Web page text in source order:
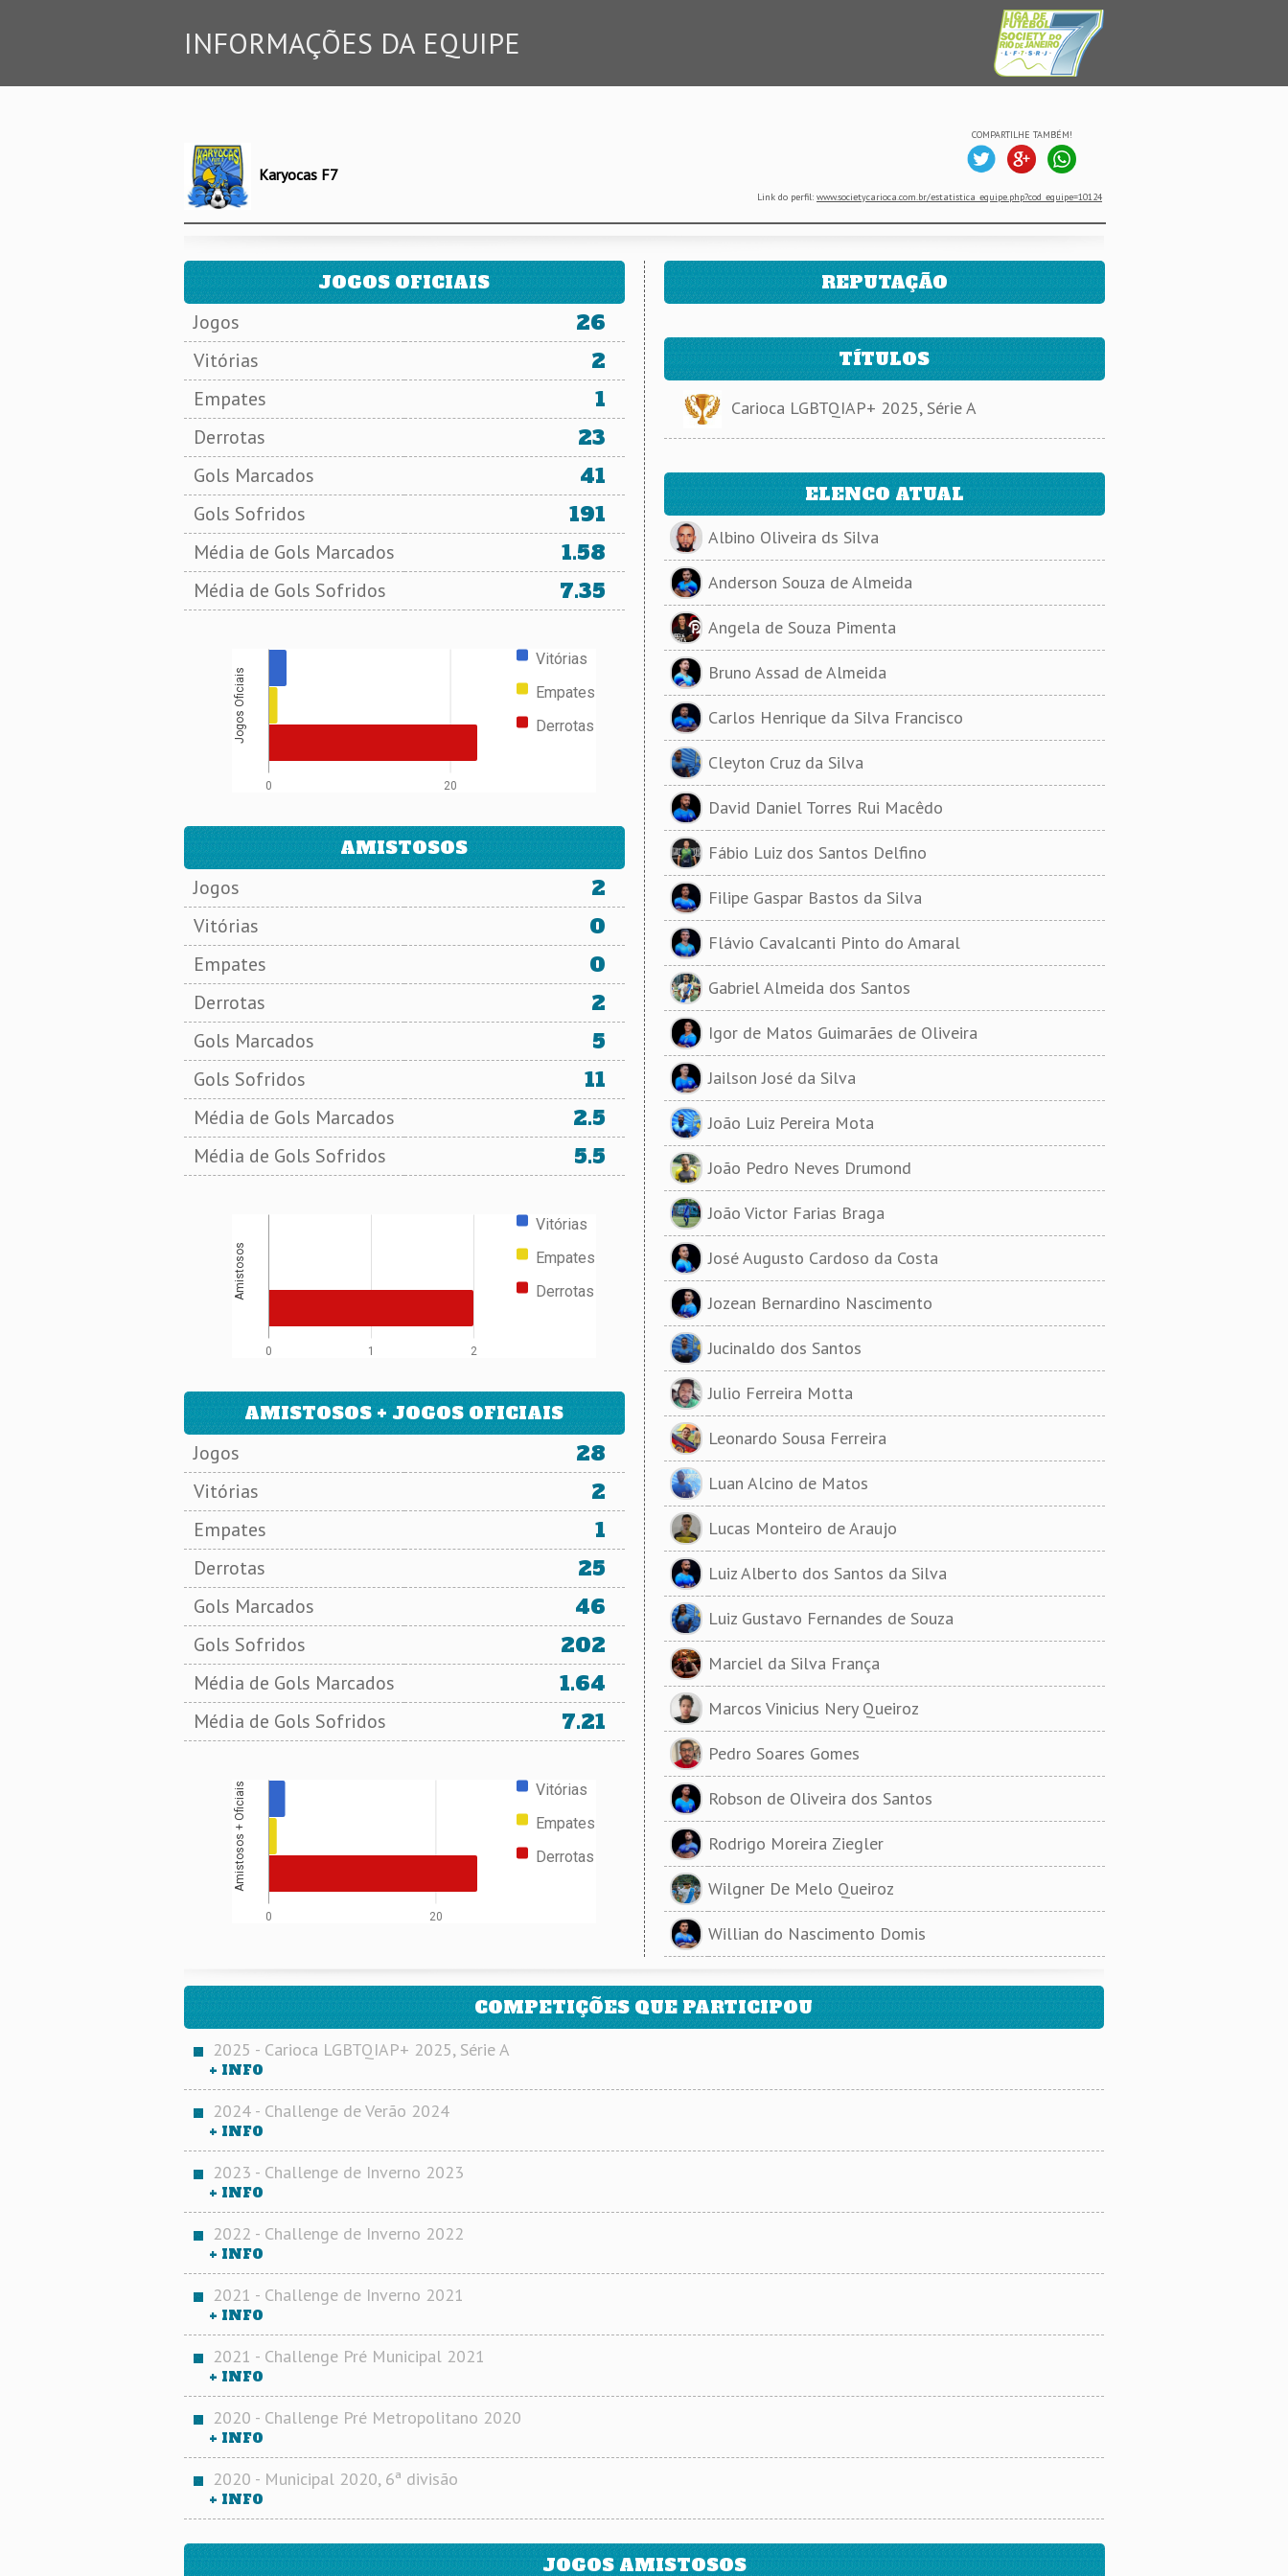
INFORMAÇÕES DA EQUIPE
Karyocas F7
COMPARTILHE TAMBÉM!
Link do perfil: www.societycarioca.com.br/estatistica_equipe.php?cod_equipe=10124
JOGOS OFICIAIS
Jogos 26
Vitórias 2
Empates 1
Derrotas 23
Gols Marcados 41
Gols Sofridos 191
Média de Gols Marcados 1.58
Média de Gols Sofridos 7.35
Vitórias
Empates
Derrotas
0 20
Jogos Oficiais
AMISTOSOS
Jogos 2
Vitórias 0
Empates 0
Derrotas 2
Gols Marcados 5
Gols Sofridos 11
Média de Gols Marcados 2.5
Média de Gols Sofridos 5.5
Vitórias
Empates
Derrotas
0 1 2
Amistosos
AMISTOSOS + JOGOS OFICIAIS
Jogos 28
Vitórias 2
Empates 1
Derrotas 25
Gols Marcados 46
Gols Sofridos 202
Média de Gols Marcados 1.64
Média de Gols Sofridos 7.21
Vitórias
Empates
Derrotas
0 20
Amistosos + Oficiais
REPUTAÇÃO
TÍTULOS
Carioca LGBTQIAP+ 2025, Série A
ELENCO ATUAL
Albino Oliveira ds Silva
Anderson Souza de Almeida
Angela de Souza Pimenta
Bruno Assad de Almeida
Carlos Henrique da Silva Francisco
Cleyton Cruz da Silva
David Daniel Torres Rui Macêdo
Fábio Luiz dos Santos Delfino
Filipe Gaspar Bastos da Silva
Flávio Cavalcanti Pinto do Amaral
Gabriel Almeida dos Santos
Igor de Matos Guimarães de Oliveira
Jailson José da Silva
João Luiz Pereira Mota
João Pedro Neves Drumond
João Victor Farias Braga
José Augusto Cardoso da Costa
Jozean Bernardino Nascimento
Jucinaldo dos Santos
Julio Ferreira Motta
Leonardo Sousa Ferreira
Luan Alcino de Matos
Lucas Monteiro de Araujo
Luiz Alberto dos Santos da Silva
Luiz Gustavo Fernandes de Souza
Marciel da Silva França
Marcos Vinicius Nery Queiroz
Pedro Soares Gomes
Robson de Oliveira dos Santos
Rodrigo Moreira Ziegler
Wilgner De Melo Queiroz
Willian do Nascimento Domis
COMPETIÇÕES QUE PARTICIPOU
2025 - Carioca LGBTQIAP+ 2025, Série A
+ INFO
2024 - Challenge de Verão 2024
+ INFO
2023 - Challenge de Inverno 2023
+ INFO
2022 - Challenge de Inverno 2022
+ INFO
2021 - Challenge de Inverno 2021
+ INFO
2021 - Challenge Pré Municipal 2021
+ INFO
2020 - Challenge Pré Metropolitano 2020
+ INFO
2020 - Municipal 2020, 6ª divisão
+ INFO
JOGOS AMISTOSOS